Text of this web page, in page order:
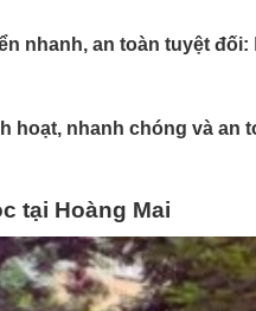
nhanh, an toàn tuyệt đối:
hoạt, nhanh chóng và an
tại Hoàng Mai